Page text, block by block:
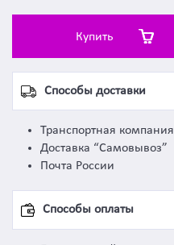
Купить
Способы доставки
Транспортная компания
Доставка “Самовывоз”
Почта России
Способы оплаты